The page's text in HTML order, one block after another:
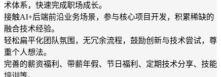
术体系，快速完成职场成长。
接触AI+后端前沿业务场景，参与核心项目开发，积累稀缺的
融合技术经验。
轻松扁平化团队氛围，无冗余流程，鼓励创新与技术尝试，尊
重个人想法。
完善的薪资福利、带薪年假、节日福利、定期技术分享、技能